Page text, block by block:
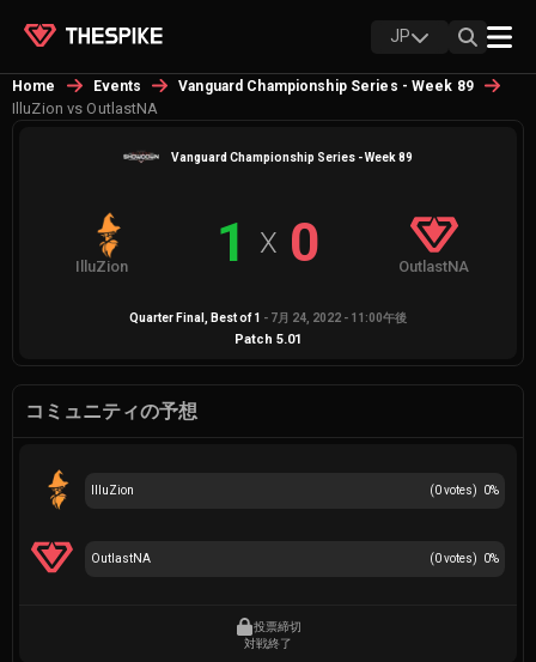
JP
Home Events Vanguard Championship Series - Week 89
IlluZion vs OutlastNA
Vanguard Championship Series - Week 89
IlluZion 1 X 0 OutlastNA
Quarter Final , Best of1 - 7月 24, 2022 - 11:00午後
Patch 5.01
コミュニティの予想
(0votes) 0%
IlluZion
(0votes) 0%
OutlastNA
投票締切
対戦終了